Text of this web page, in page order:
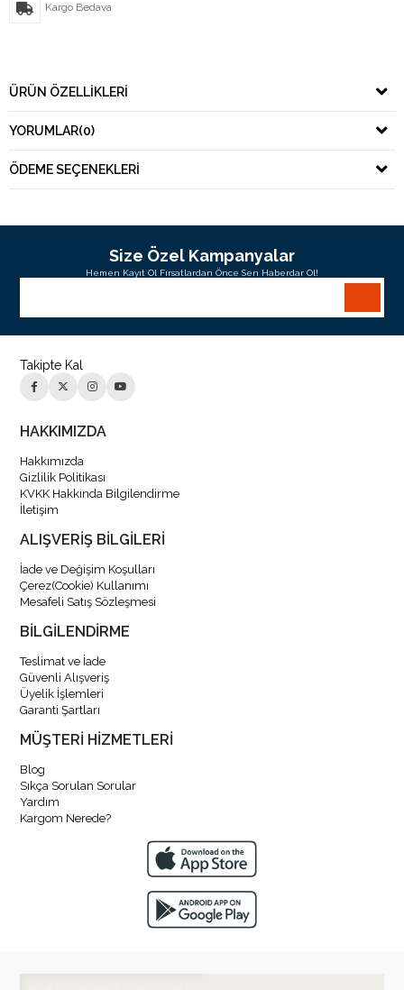
Kargo Bedava
ÜRÜN ÖZELLIKLERI
YORUMLAR(0)
ÖDEME SEÇENEKLERI
Size Özel Kampanyalar
Hemen Kayıt Ol Fırsatlardan Önce Sen Haberdar Ol!
Takipte Kal
HAKKIMIZDA
Hakkımızda
Gizlilik Politikası
KVKK Hakkında Bilgilendirme
İletişim
ALIŞVERİŞ BİLGİLERİ
İade ve Değişim Koşulları
Çerez(Cookie) Kullanımı
Mesafeli Satış Sözleşmesi
BİLGİLENDİRME
Teslimat ve İade
Güvenli Alışveriş
Üyelik İşlemleri
Garanti Şartları
MÜŞTERİ HİZMETLERİ
Blog
Sıkça Sorulan Sorular
Yardım
Kargom Nerede?